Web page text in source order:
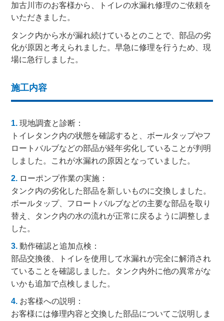
加古川市のお客様から、トイレの水漏れ修理のご依頼を
いただきました。
タンク内から水が漏れ続けているとのことで、部品の劣
化が原因と考えられました。早急に修理を行うため、現
場に急行しました。
施工内容
現地調査と診断：
トイレタンク内の状態を確認すると、ボールタップやフ
ロートバルブなどの部品が経年劣化していることが判明
しました。これが水漏れの原因となっていました。
ローポンプ作業の実施：
タンク内の劣化した部品を新しいものに交換しました。
ボールタップ、フロートバルブなどの主要な部品を取り
替え、タンク内の水の流れが正常に戻るように調整しま
した。
動作確認と追加点検：
部品交換後、トイレを使用して水漏れが完全に解消され
ていることを確認しました。タンク内外に他の異常がな
いかも追加で点検しました。
お客様への説明：
お客様には修理内容と交換した部品についてご説明しま